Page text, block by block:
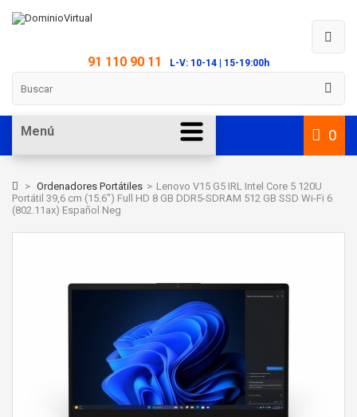
91 110 90 11 L-V: 10-14 | 15-19:00h
0
Menú
> Ordenadores Portátiles > Lenovo V15 G5 IRL Intel Core 5 120U
Portátil 39,6 cm (15.6") Full HD 8 GB DDR5-SDRAM 512 GB SSD Wi-Fi 6
(802.11ax) Español Neg